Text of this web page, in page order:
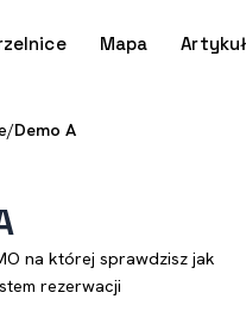
Mapa
/Demo A
na której sprawdzisz jak
rezerwacji